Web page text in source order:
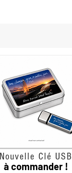
Nouvelle Clé USB
à commander !